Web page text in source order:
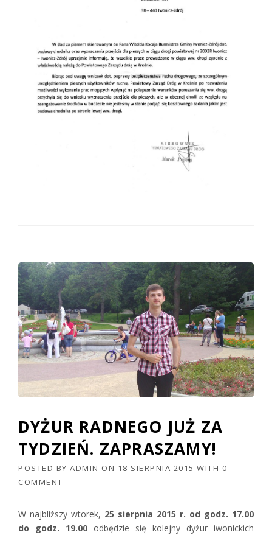
DYŻUR RADNEGO JUŻ ZA
TYDZIEŃ. ZAPRASZAMY!
POSTED BY ADMIN ON 18 SIERPNIA 2015 WITH 0
COMMENT
W najbliższy wtorek, 25 sierpnia 2015 r. od godz. 17.00
do godz. 19.00 odbędzie się kolejny dyżur iwonickich